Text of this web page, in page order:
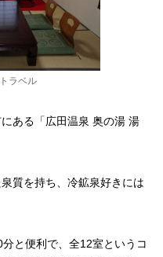
ラベル
ある「広田温泉 奥の湯 湯
質を持ち、冷鉱泉好きには
と便利で、全12室というコ